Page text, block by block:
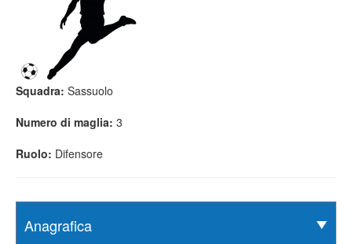
Squadra: Sassuolo
Numero di maglia: 3
Ruolo: Difensore